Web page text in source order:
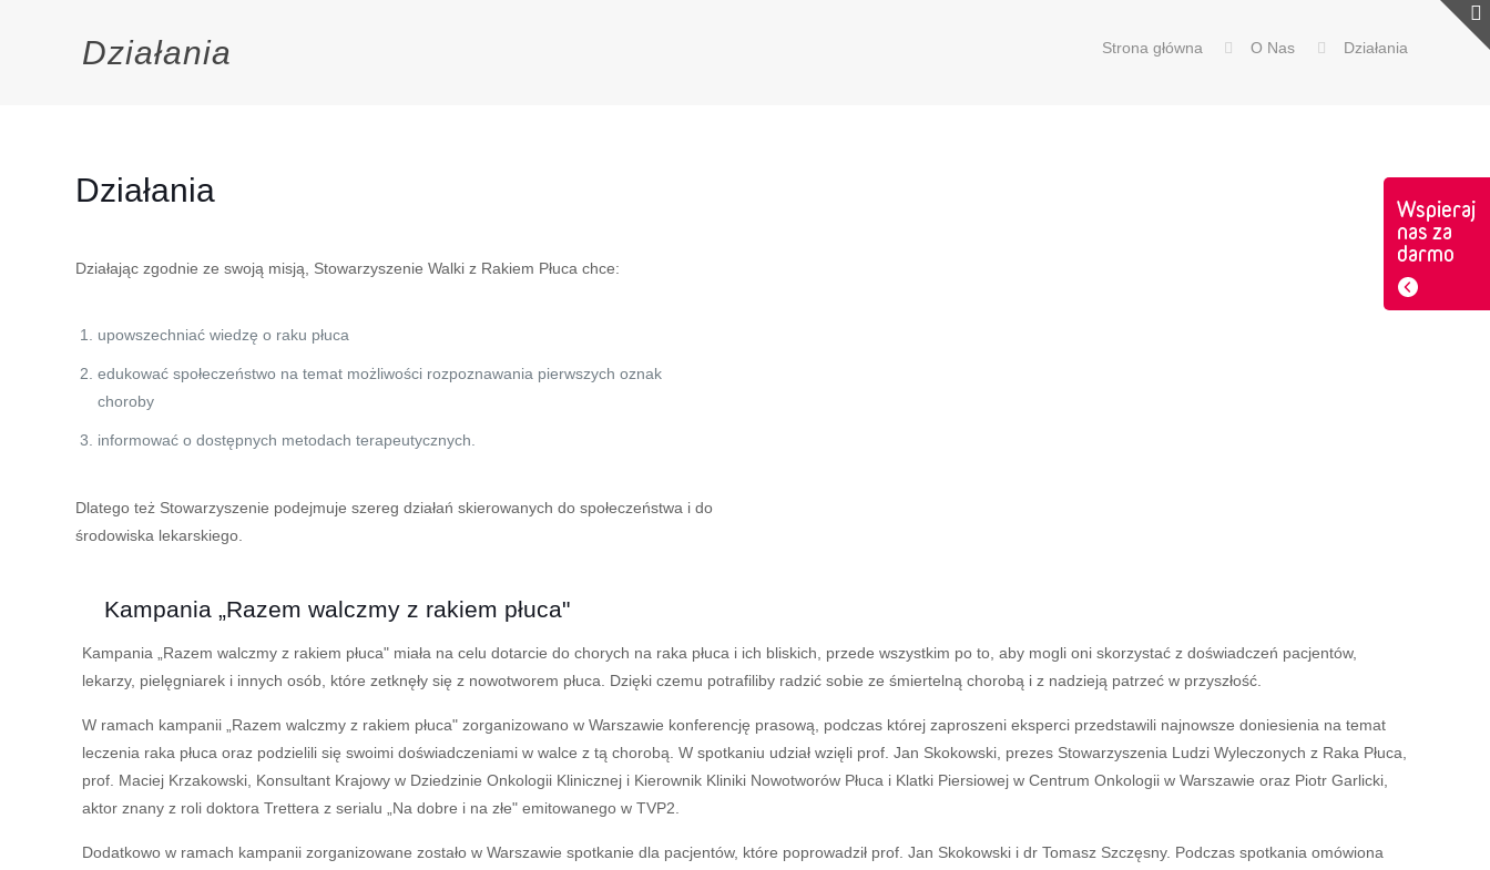
Działania Strona główna O Nas Działania
Działania
Działając zgodnie ze swoją misją, Stowarzyszenie Walki z Rakiem Płuca chce:
upowszechniać wiedzę o raku płuca
edukować społeczeństwo na temat możliwości rozpoznawania pierwszych oznak
choroby
informować o dostępnych metodach terapeutycznych.
Dlatego też Stowarzyszenie podejmuje szereg działań skierowanych do społeczeństwa i do
środowiska lekarskiego.
Kampania „Razem walczmy z rakiem płuca"
Kampania „Razem walczmy z rakiem płuca" miała na celu dotarcie do chorych na raka płuca i ich bliskich, przede wszystkim po to, aby mogli oni skorzystać z doświadczeń pacjentów,
lekarzy, pielęgniarek i innych osób, które zetknęły się z nowotworem płuca. Dzięki czemu potrafiliby radzić sobie ze śmiertelną chorobą i z nadzieją patrzeć w przyszłość.
W ramach kampanii „Razem walczmy z rakiem płuca" zorganizowano w Warszawie konferencję prasową, podczas której zaproszeni eksperci przedstawili najnowsze doniesienia na temat
leczenia raka płuca oraz podzielili się swoimi doświadczeniami w walce z tą chorobą. W spotkaniu udział wzięli prof. Jan Skokowski, prezes Stowarzyszenia Ludzi Wyleczonych z Raka Płuca,
prof. Maciej Krzakowski, Konsultant Krajowy w Dziedzinie Onkologii Klinicznej i Kierownik Kliniki Nowotworów Płuca i Klatki Piersiowej w Centrum Onkologii w Warszawie oraz Piotr Garlicki,
aktor znany z roli doktora Trettera z serialu „Na dobre i na złe" emitowanego w TVP2.
Dodatkowo w ramach kampanii zorganizowane zostało w Warszawie spotkanie dla pacjentów, które poprowadził prof. Jan Skokowski i dr Tomasz Szczęsny. Podczas spotkania omówiona